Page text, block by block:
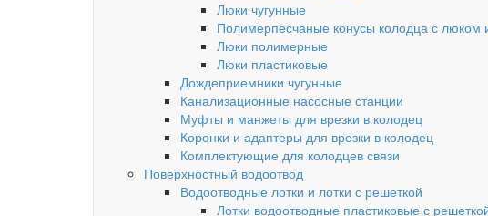
Люки чугунные
Полимерпесчаные конусы колодца с люком
Люки полимерные
Люки пластиковые
Дождеприемники чугунные
Канализационные насосные станции
Муфты и манжеты для врезки в колодец
Коронки и адаптеры для врезки в колодец
Комплектующие для колодцев связи
Поверхностный водоотвод
Водоотводные лотки и лотки с решеткой
Лотки водоотводные пластиковые с